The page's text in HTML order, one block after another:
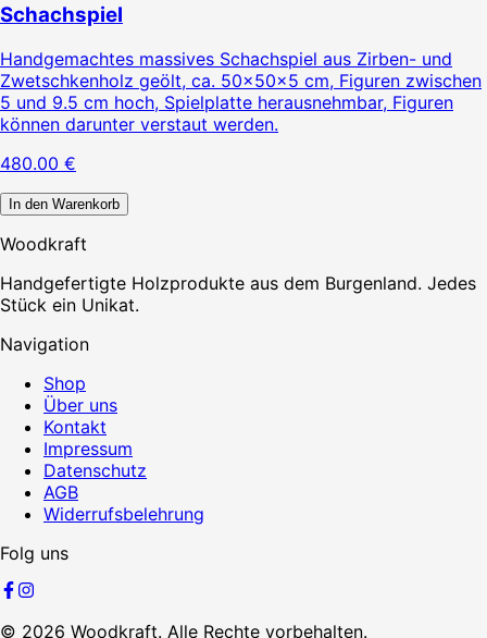
Schachspiel
Handgemachtes massives Schachspiel aus Zirben- und
Zwetschkenholz geölt, ca. 50x50x5 cm, Figuren zwischen
5 und 9.5 cm hoch, Spielplatte herausnehmbar, Figuren
können darunter verstaut werden.
480.00 €
In den Warenkorb
Woodkraft
Handgefertigte Holzprodukte aus dem Burgenland. Jedes
Stück ein Unikat.
Navigation
Shop
Über uns
Kontakt
Impressum
Datenschutz
AGB
Widerrufsbelehrung
Folg uns
© 2026 Woodkraft. Alle Rechte vorbehalten.